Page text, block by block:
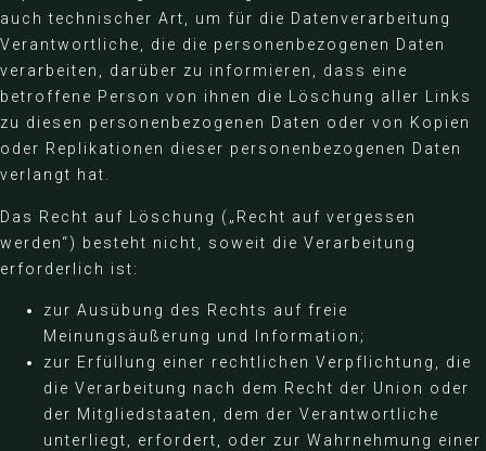
auch technischer Art, um für die Datenverarbeitung
Verantwortliche, die die personenbezogenen Daten
verarbeiten, darüber zu informieren, dass eine
betroffene Person von ihnen die Löschung aller Links
zu diesen personenbezogenen Daten oder von Kopien
oder Replikationen dieser personenbezogenen Daten
verlangt hat.
Das Recht auf Löschung („Recht auf vergessen
werden“) besteht nicht, soweit die Verarbeitung
erforderlich ist:
zur Ausübung des Rechts auf freie
Meinungsäußerung und Information;
zur Erfüllung einer rechtlichen Verpflichtung, die
die Verarbeitung nach dem Recht der Union oder
der Mitgliedstaaten, dem der Verantwortliche
unterliegt, erfordert, oder zur Wahrnehmung einer